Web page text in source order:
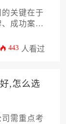
关键在于
成功案例
出决策。
443 人看过
,怎么选
需重点考